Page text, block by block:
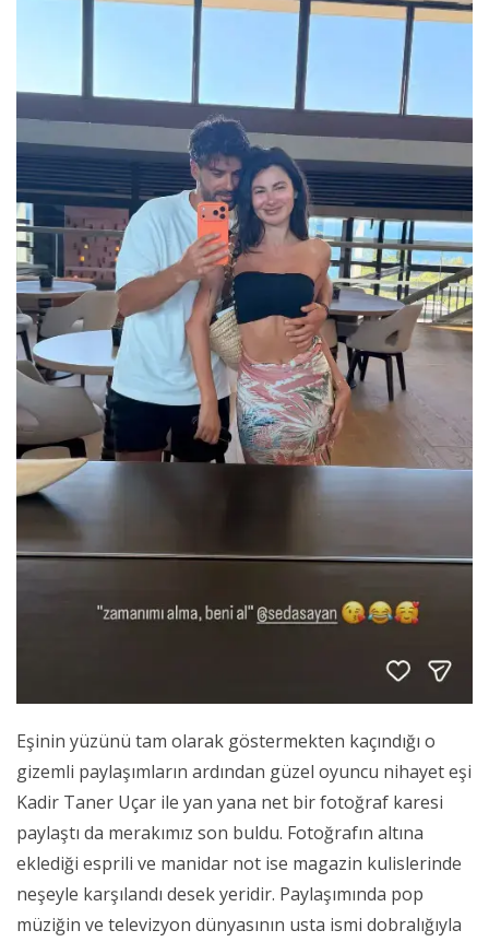
Eşinin yüzünü tam olarak göstermekten kaçındığı o
gizemli paylaşımların ardından güzel oyuncu nihayet eşi
Kadir Taner Uçar ile yan yana net bir fotoğraf karesi
paylaştı da merakımız son buldu. Fotoğrafın altına
eklediği esprili ve manidar not ise magazin kulislerinde
neşeyle karşılandı desek yeridir. Paylaşımında pop
müziğin ve televizyon dünyasının usta ismi dobralığıyla